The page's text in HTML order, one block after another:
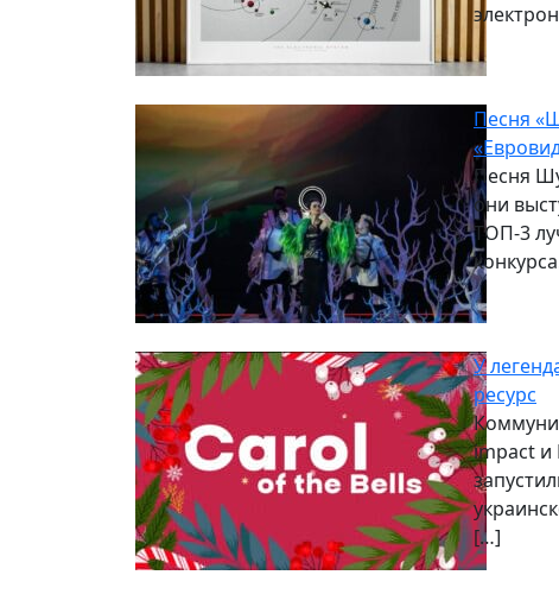
Песня
Песня
они
ТОП-3
У
ресурс
impact и
[…]